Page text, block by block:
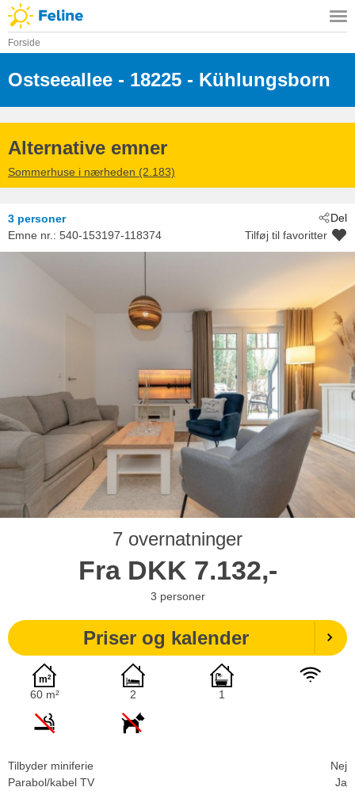
Forside
Ostseeallee - 18225 - Kühlungsborn
Alternative emner
Sommerhuse i nærheden (2.183)
Del
3 personer
Emne nr.: 540-153197-118374 Tilføj til favoritter
7 overnatninger
Fra DKK 7.132,-
3 personer
Priser og kalender
60 m² 2 1
Tilbyder miniferie
Nej
Parabol/kabel TV
Ja